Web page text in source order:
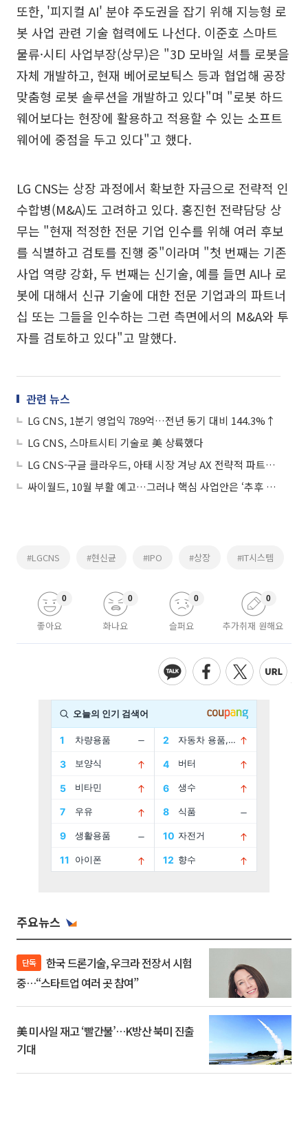
또한, '피지컬 AI' 분야 주도권을 잡기 위해 지능형 로
봇 사업 관련 기술 협력에도 나선다. 이준호 스마트
물류·시티 사업부장(상무)은 "3D 모바일 셔틀 로봇을
자체 개발하고, 현재 베어로보틱스 등과 협업해 공장
맞춤형 로봇 솔루션을 개발하고 있다"며 "로봇 하드
웨어보다는 현장에 활용하고 적용할 수 있는 소프트
웨어에 중점을 두고 있다"고 했다.
LG CNS는 상장 과정에서 확보한 자금으로 전략적 인
수합병(M&A)도 고려하고 있다. 홍진헌 전략담당 상
무는 "현재 적정한 전문 기업 인수를 위해 여러 후보
를 식별하고 검토를 진행 중"이라며 "첫 번째는 기존
사업 역량 강화, 두 번째는 신기술, 예를 들면 AI나 로
봇에 대해서 신규 기술에 대한 전문 기업과의 파트너
십 또는 그들을 인수하는 그런 측면에서의 M&A와 투
자를 검토하고 있다"고 말했다.
관련 뉴스
LG CNS, 1분기 영업익 789억…전년 동기 대비 144.3%↑
LG CNS, 스마트시티 기술로 美 상륙했다
LG CNS-구글 클라우드, 아태 시장 겨냥 AX 전략적 파트너십 강화
싸이월드, 10월 부활 예고…그러나 핵심 사업안은 ‘추후 공개’
#LGCNS #현신균 #IPO #상장 #IT시스템
좋아요
0
화나요
0
슬퍼요
0
추가취재 원해요
0
주요뉴스
단독
중…“스타트업 여러 곳 참여”
美 미사일 재고 ‘빨간불’…K방산 북미 진출
기대